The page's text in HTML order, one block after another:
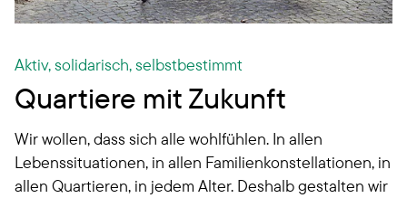
Aktiv, solidarisch, selbstbestimmt
Quartiere mit Zukunft
Wir wollen, dass sich alle wohlfühlen. In allen
Lebenssituationen, in allen Familienkonstellationen, in
allen Quartieren, in jedem Alter. Deshalb gestalten wir